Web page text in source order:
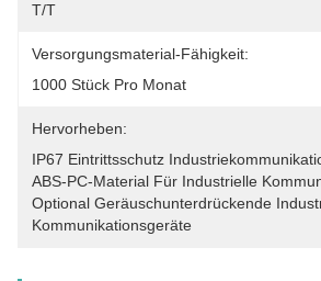
T/T
Versorgungsmaterial-Fähigkeit:
1000 Stück Pro Monat
Hervorheben:
IP67 Eintrittsschutz
ABS-PC-Material Für Industrielle
Optional Geräuschunterdrückende
Kommunikationsgeräte